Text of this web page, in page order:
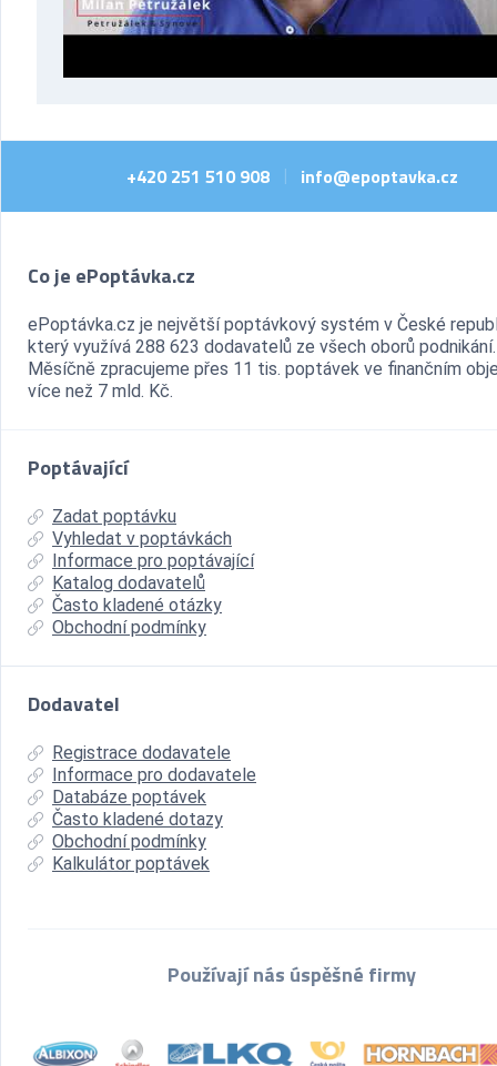
+420 251 510 908 info@epoptavka.cz
Co je ePoptávka.cz
ePoptávka.cz je největší poptávkový systém v České
který využívá 288 623 dodavatelů ze všech oborů podnikání.
Měsíčně zpracujeme přes 11 tis. poptávek ve finančním
více než 7 mld. Kč.
Poptávající
Zadat poptávku
Vyhledat v poptávkách
Informace pro poptávající
Katalog dodavatelů
Často kladené otázky
Obchodní podmínky
Dodavatel
Registrace dodavatele
Informace pro dodavatele
Databáze poptávek
Často kladené dotazy
Obchodní podmínky
Kalkulátor poptávek
Používají nás úspěšné firmy